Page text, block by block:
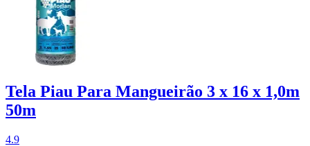
Tela Piau Para Mangueirão 3 x 16 x 1,0m
50m
4.9